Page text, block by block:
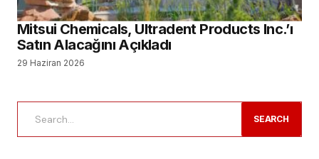
Mitsui Chemicals, Ultradent Products Inc.’ı
Satın Alacağını Açıkladı
29 Haziran 2026
SEARCH